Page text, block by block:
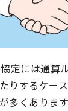
定には通算
りするケー
多くありま